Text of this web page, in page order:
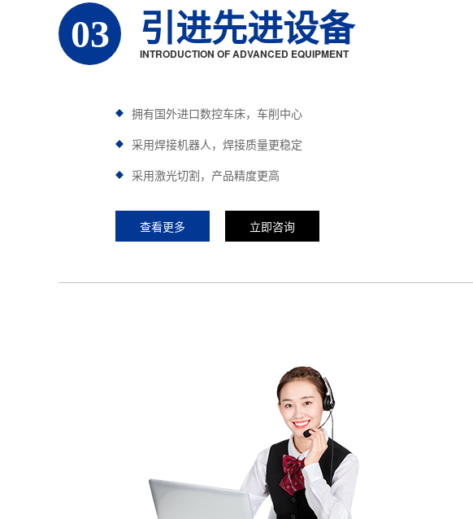
03 引进先进设备
INTRODUCTION OF ADVANCED EQUIPMENT
拥有国外进口数控车床，车削中心
采用焊接机器人，焊接质量更稳定
采用激光切割，产品精度更高
查看更多 立即咨询